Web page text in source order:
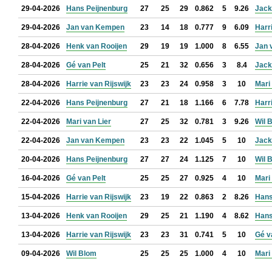
29-04-2026 Hans Peijnenburg 27 25 29 0.862 5 9.26
29-04-2026 Jan van Kempen 23 14 18 0.777 9 6.09
28-04-2026 Henk van Rooijen 29 19 19 1.000 8 6.55 Jan
28-04-2026 Gé van Pelt 25 21 32 0.656 3 8.4
28-04-2026 Harrie van Rijswijk 23 23 24 0.958 3 10
22-04-2026 Hans Peijnenburg 27 21 18 1.166 6 7.78
22-04-2026 Mari van Lier 27 25 32 0.781 3 9.26 Wil
22-04-2026 Jan van Kempen 23 23 22 1.045 5 10
20-04-2026 Hans Peijnenburg 27 27 24 1.125 7 10 Wil
16-04-2026 Gé van Pelt 25 25 27 0.925 4 10
15-04-2026 Harrie van Rijswijk 23 19 22 0.863 2 8.26
13-04-2026 Henk van Rooijen 29 25 21 1.190 4 8.62
13-04-2026 Harrie van Rijswijk 23 23 31 0.741 5 10 Gé
09-04-2026 Wil Blom 25 25 25 1.000 4 10